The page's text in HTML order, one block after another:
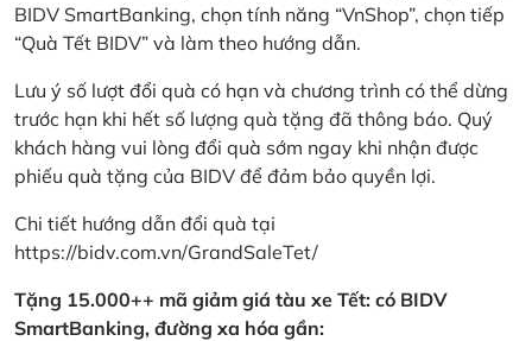
BIDV SmartBanking, chọn tính năng “VnShop”, chọn tiếp
“Quà Tết BIDV” và làm theo hướng dẫn.
Lưu ý số lượt đổi quà có hạn và chương trình có thể dừng
trước hạn khi hết số lượng quà tặng đã thông báo. Quý
khách hàng vui lòng đổi quà sớm ngay khi nhận được
phiếu quà tặng của BIDV để đảm bảo quyền lợi.
Chi tiết hướng dẫn đổi quà tại
https://bidv.com.vn/GrandSaleTet/
Tặng 15.000++ mã giảm giá tàu xe Tết: có BIDV
SmartBanking, đường xa hóa gần: